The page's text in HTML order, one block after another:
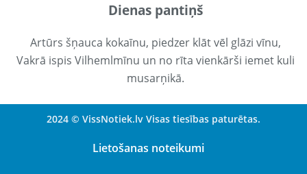
Dienas pantiņš
Artūrs šņauca kokaīnu, piedzer klāt vēl glāzi vīnu,
Vakrā ispis Vilhemlmīnu un no rīta vienkārši iemet kuli
musarņikā.
2024 © VissNotiek.lv Visas tiesības paturētas.
Lietošanas noteikumi